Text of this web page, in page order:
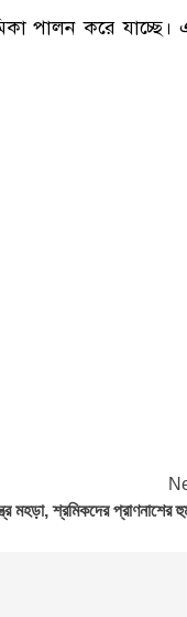
পালন করে যাচ্ছে।
মহড়া, শ্রমিকদের প্রাণনাশের